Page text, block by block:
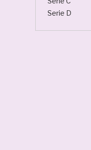
Serie D